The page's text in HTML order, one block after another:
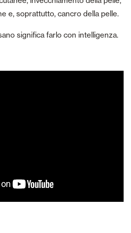
e, soprattutto, cancro della pelle.
significa farlo con intelligenza.